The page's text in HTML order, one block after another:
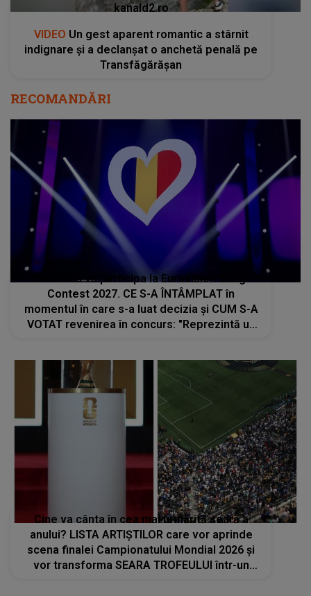
kanald2.ro
VIDEO Un gest aparent romantic a stârnit
indignare și a declanșat o anchetă penală pe
Transfăgărășan
RECOMANDĂRI
România va participa la Eurovision Song
Contest 2027. CE S-A ÎNTÂMPLAT în
momentul în care s-a luat decizia și CUM S-A
VOTAT revenirea în concurs: "Reprezintă un
Cine va cânta în cea mai urmărită seară a
anului? LISTA ARTIȘTILOR care vor aprinde
scena finalei Campionatului Mondial 2026 și
vor transforma SEARA TROFEULUI într-un